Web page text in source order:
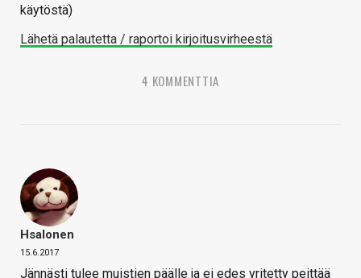
käytöstä)
Lähetä palautetta / raportoi kirjoitusvirheestä
4 KOMMENTTIA
Hsalonen
15.6.2017
Jännästi tulee muistien päälle ja ei edes yritetty peittää